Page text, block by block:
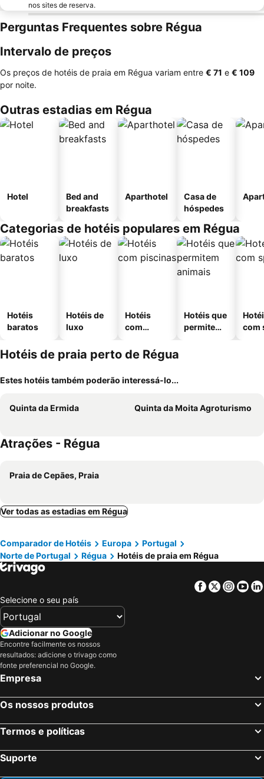
nos sites de reserva.
Perguntas Frequentes sobre Régua
Intervalo de preços
Os preços de hotéis de praia em Régua variam entre ‎€ 71 e ‎€ 109
por noite.
Outras estadias em Régua
Hotel
Bed and
breakfasts
Aparthotel
Casa de
hóspedes
Categorias de hotéis populares em Régua
Hotéis
baratos
Hotéis de
luxo
Hotéis
com
Hotéis que
permitem
com
Hotéis de praia perto de Régua
Estes hotéis também poderão interessá-lo...
Quinta da Ermida Quinta da Moita Agroturismo
Atrações - Régua
Praia de Cepães, Praia
Ver todas as estadias em Régua
Comparador de Hotéis Europa
Portugal
Norte de Portugal
Régua Hotéis de praia em Régua
Facebook
Twitter
Selecione o seu país
Adicionar no Google
Encontre facilmente os nossos
resultados: adicione o trivago como
fonte preferencial no Google.
Empresa
Os nossos produtos
Termos e políticas
Suporte